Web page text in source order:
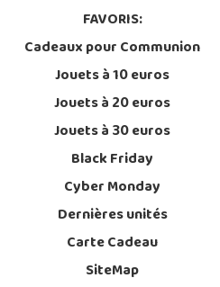
FAVORIS:
Cadeaux pour Communion
Jouets à 10 euros
Jouets à 20 euros
Jouets à 30 euros
Black Friday
Cyber Monday
Dernières unités
Carte Cadeau
SiteMap